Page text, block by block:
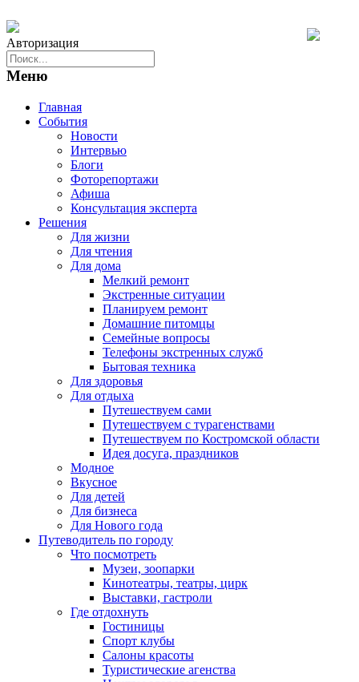
Авторизация
Меню
Главная
События
Новости
Интервью
Блоги
Фоторепортажи
Афиша
Консультация эксперта
Решения
Для жизни
Для чтения
Для дома
Мелкий ремонт
Экстренные ситуации
Планируем ремонт
Домашние питомцы
Семейные вопросы
Телефоны экстренных служб
Бытовая техника
Для здоровья
Для отдыха
Путешествуем сами
Путешествуем с турагенствами
Путешествуем по Костромской области
Идея досуга, праздников
Модное
Вкусное
Для детей
Для бизнеса
Для Нового года
Путеводитель по городу
Что посмотреть
Музеи, зоопарки
Кинотеатры, театры, цирк
Выставки, гастроли
Где отдохнуть
Гостиницы
Спорт клубы
Салоны красоты
Туристические агенства